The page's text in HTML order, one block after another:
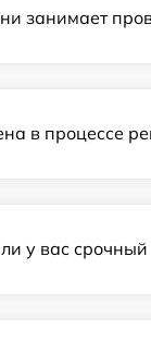
занимает
в процессе
у вас срочный